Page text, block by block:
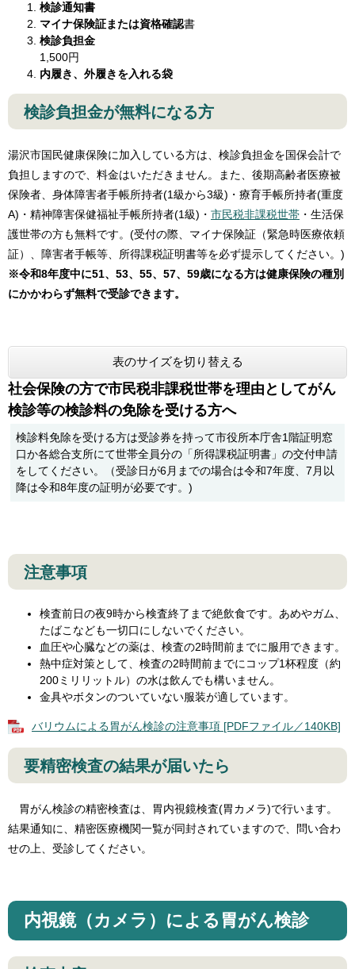
検診通知書
マイナ保険証または資格確認書​
検診負担金
1,500円
内履き、外履きを入れる袋
検診負担金が無料になる方
湯沢市国民健康保険に加入している方は、検診負担金を国保会計で
負担しますので、料金はいただきません。また、後期高齢者医療被
保険者、身体障害者手帳所持者(1級から3級)・療育手帳所持者(重度
A)・精神障害保健福祉手帳所持者(1級)・ 市民税非課税世帯 ・生活保
護世帯の方も無料です。(受付の際、マイナ保険証（緊急時医療依頼
証）、障害者手帳等、所得課税証明書等を必ず提示してください。)
※令和8年度中に51、53、55、57、59歳になる方は健康保険の種別
にかかわらず無料で受診できます。​​
表のサイズを切り替える
社会保険の方で市民税非課税世帯を理由としてがん
検診等の検診料の免除を受ける方へ
検診料免除を受ける方は受診券を持って市役所本庁舎1階証明窓
口か各総合支所にて世帯全員分の「所得課税証明書」の交付申請
をしてください。（受診日が6月までの場合は令和7年度、7月以
降は令和8年度の証明が必要です。)
注意事項
検査前日の夜9時から検査終了まで絶飲食です。あめやガム、
たばこなども一切口にしないでください。
血圧や心臓などの薬は、検査の2時間前までに服用できます。
熱中症対策として、検査の2時間前までにコップ1杯程度（約
200ミリリットル）の水は飲んでも構いません。
金具やボタンのついていない服装が適しています。
バリウムによる胃がん検診の注意事項 [PDFファイル／140KB]
要精密検査の結果が届いたら
胃がん検診の精密検査は、胃内視鏡検査(胃カメラ)で行います。
結果通知に、精密医療機関一覧が同封されていますので、問い合わ
せの上、受診してください。
内視鏡（カメラ）による胃がん検診